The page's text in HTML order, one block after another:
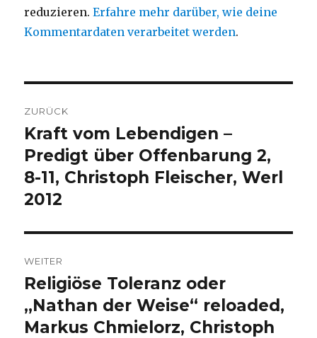
reduzieren.Erfahre mehr darüber, wie deine
Kommentardaten verarbeitet werden.
ZURÜCK
Vorheriger
Beitrag:
Kraft vom Lebendigen –
Predigt über Offenbarung 2,
8-11, Christoph Fleischer, Werl
2012
WEITER
Nächster
Beitrag:
Religiöse Toleranz oder
„Nathan der Weise“ reloaded,
Markus Chmielorz, Christoph